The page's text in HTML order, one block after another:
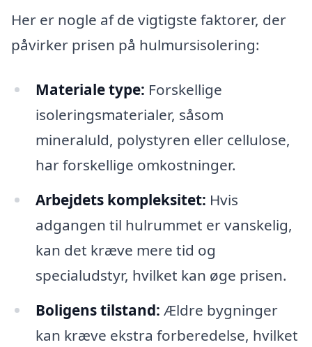
Her er nogle af de vigtigste faktorer, der
påvirker prisen på hulmursisolering:
Materiale type: Forskellige
isoleringsmaterialer, såsom
mineraluld, polystyren eller cellulose,
har forskellige omkostninger.
Arbejdets kompleksitet: Hvis
adgangen til hulrummet er vanskelig,
kan det kræve mere tid og
specialudstyr, hvilket kan øge prisen.
Boligens tilstand: Ældre bygninger
kan kræve ekstra forberedelse, hvilket